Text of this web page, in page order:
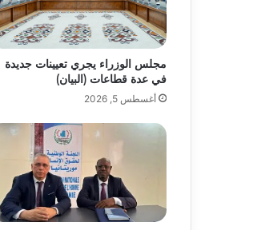
مجلس الوزراء يجري تعيينات جديدة
في عدة قطاعات (البيان)
أغسطس 5, 2026